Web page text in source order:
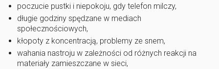
poczucie pustki i niepokoju, gdy telefon milczy,
długie godziny spędzane w mediach
społecznościowych,
kłopoty z koncentracją, problemy ze snem,
wahania nastroju w zależności od różnych reakcji na
materiały zamieszczane w sieci,